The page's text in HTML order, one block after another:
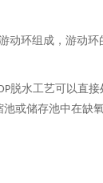
环组成，游动
P脱水工艺可以直
或储存池中在缺